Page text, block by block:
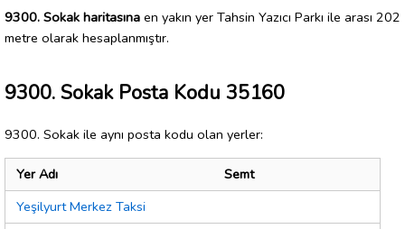
9300. Sokak haritasına en yakın yer Tahsin Yazıcı Parkı ile arası 202
metre olarak hesaplanmıştır.
9300. Sokak Posta Kodu 35160
9300. Sokak ile aynı posta kodu olan yerler:
Yer Adı
Semt
Yeşilyurt Merkez Taksi